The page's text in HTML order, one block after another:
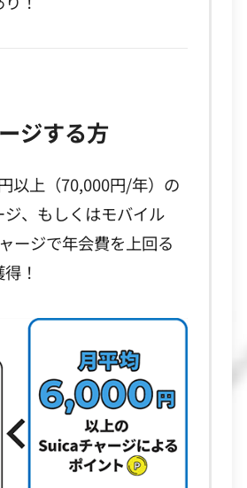
ジする方
以上（70,000円/年）の
、もしくはモバイル
ージで年会費を上回る
！